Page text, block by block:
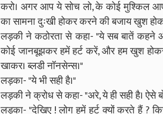
करो। अगर आप ये सोच लो, के कोई मुश्किल
का सामना दुःखी होकर करने की बजाय खुश
लड़की ने कठोरता से कहा- "ये सब बातें कहने
कोई जानबूझकर हमें हर्ट करें, और हम खुश
खाकर। ब्लडी नॉनसेन्स।"
लड़का- "ये भी सही है।"
लड़की ने क्रोध से कहा- "अरे, ये ही सही है। ऐसे
लड़का- "देखिए ! लोग हमें हर्ट क्यों करते हैं ?